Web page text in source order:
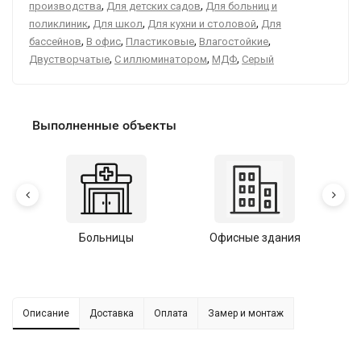
производства, Для детских садов, Для больниц и
поликлиник, Для школ, Для кухни и столовой, Для
бассейнов, В офис, Пластиковые, Влагостойкие,
Двустворчатые, С иллюминатором, МДФ, Серый
Выполненные объекты
Больницы Офисные здания
Описание Доставка Оплата Замер и монтаж